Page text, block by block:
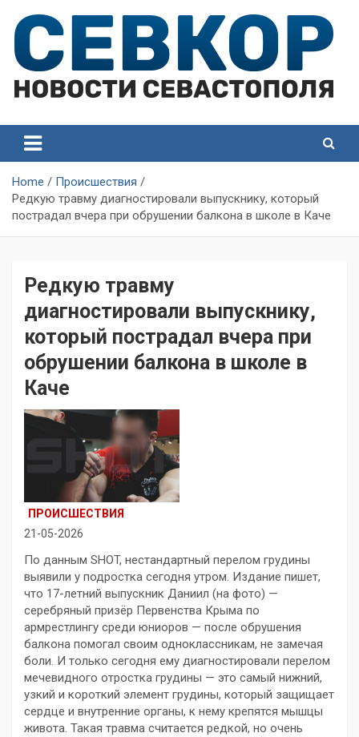
content
Севастополя
Севастополя
Home
Происшествия
Редкую травму диагностировали выпускнику, который
пострадал вчера при обрушении балкона в школе в Каче
Редкую травму
диагностировали выпускнику,
который пострадал вчера при
обрушении балкона в школе в
Каче
ПРОИСШЕСТВИЯ
21-05-2026
По данным SHOT, нестандартный перелом грудины
выявили у подростка сегодня утром. Издание пишет,
что 17-летний выпускник Даниил (на фото) —
серебряный призёр Первенства Крыма по
армрестлингу среди юниоров — после обрушения
балкона помогал своим одноклассникам, не замечая
боли. И только сегодня ему диагностировали перелом
мечевидного отростка грудины — это самый нижний,
узкий и короткий элемент грудины, который защищает
сердце и внутренние органы, к нему крепятся мышцы
живота. Такая травма считается редкой, но очень